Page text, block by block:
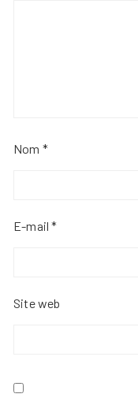
Nom *
E-mail*
Site web